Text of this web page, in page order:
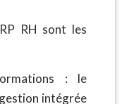
RH sont les
: le
intégrée